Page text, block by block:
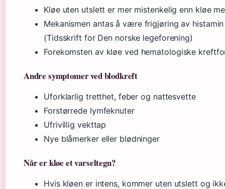
Kløe uten utslett er mer mistenkelig enn kløe
Mekanismen antas å være frigjøring av
(Tidsskrift for Den norske legeforening)
Forekomsten av kløe ved hematologiske
Andre symptomer ved blodkreft
Uforklarlig tretthet, feber og nattesvette
Forstørrede lymfeknuter
Ufrivillig vekttap
Nye blåmerker eller blødninger
Når er kløe et varseltegn?
Hvis kløen er intens, kommer uten utslett og